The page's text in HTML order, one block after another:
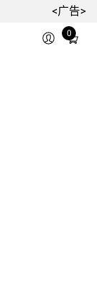
<广告>
0
Total